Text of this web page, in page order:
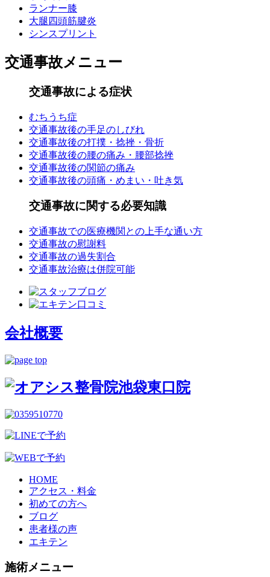
ランナー膝
大腿四頭筋腱炎
シンスプリント
交通事故メニュー
交通事故による症状
むちうち症
交通事故後の手足のしびれ
交通事故後の打撲・捻挫・骨折
交通事故後の腰の痛み・腰部捻挫
交通事故後の関節の痛み
交通事故後の頭痛・めまい・吐き気
交通事故に関する必要知識
交通事故での医療機関との上手な通い方
交通事故の慰謝料
交通事故の過失割合
交通事故治療は併院可能
会社概要
HOME
アクセス・料金
初めての方へ
ブログ
患者様の声
エキテン
施術メニュー